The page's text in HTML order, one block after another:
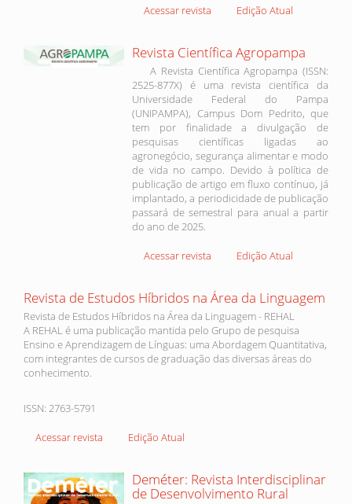
Acessar revista Edição Atual
Revista Científica Agropampa
A Revista Científica Agropampa (ISSN:
2525-877X) é uma revista científica da
Universidade Federal do Pampa
(UNIPAMPA), Campus Dom Pedrito, que
tem por finalidade a divulgação de
pesquisas científicas ligadas ao
agronegócio, segurança alimentar e modo
de vida no campo. Devido à política de
publicação de artigo em fluxo contínuo, já
implantado, a periodicidade de publicação
passará de semestral para anual a partir
do ano de 2025.
Acessar revista Edição Atual
Revista de Estudos Híbridos na Área da Linguagem
Revista de Estudos Híbridos na Área da Linguagem - REHAL
A REHAL é uma publicação mantida pelo Grupo de pesquisa
Ensino e Aprendizagem de Línguas: uma Abordagem Quantitativa,
com integrantes de cursos de graduação das diversas áreas do
conhecimento.
ISSN: 2763-5791
Acessar revista Edição Atual
Deméter: Revista Interdisciplinar
de Desenvolvimento Rural